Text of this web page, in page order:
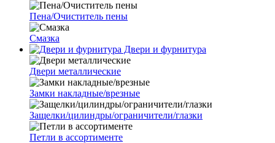
Пена/Очиститель пены
Смазка
Двери и фурнитура
Двери металлические
Замки накладные/врезные
Защелки/цилиндры/ограничители/глазки
Петли в ассортименте